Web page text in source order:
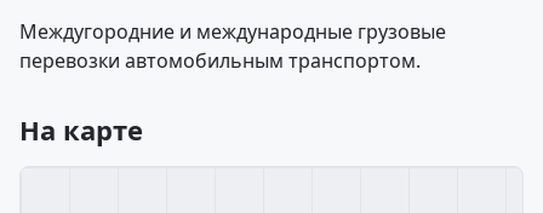
Междугородние и международные грузовые
перевозки автомобильным транспортом.
На карте